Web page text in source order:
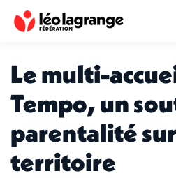
Le multi-
Tempo, un
parentalité
territoire